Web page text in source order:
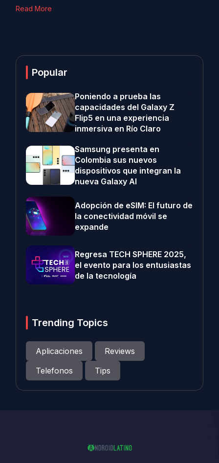
Read More
Popular
Poniendo a prueba las
capacidades del Galaxy Z
Flip5 en una experiencia
inmersiva en Río Claro
Samsung presenta en
Colombia sus nuevos
dispositivos que integran la
nueva Galaxy AI
Adopción de eSIM: El futuro de
la conectividad móvil se
expande
Regresa TECH SPHERE 2025,
el evento para los entusiastas
de la tecnología
Trending Topics
Aplicaciones
Reviews
Telefonos
Tips